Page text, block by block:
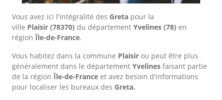
Vous avez ici l'intégralité des Greta pour la
ville Plaisir (78370) du département Yvelines (78) en
région Île-de-France.
Vous habitez dans la commune Plaisir ou peut être plus
généralement dans le département Yvelines faisant partie
de la régionÎle-de-France et avez besoin d'informations
pour localiser les bureaux des Greta.